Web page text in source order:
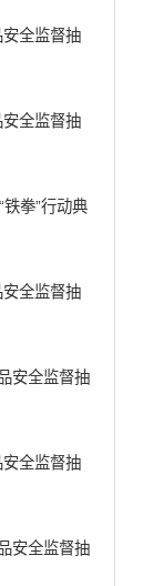
全监督抽
全监督抽
拳”行动典
全监督抽
安全监督抽
全监督抽
安全监督抽